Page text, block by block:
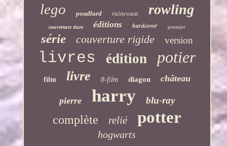
lego poudlard raincoast rowling
couverture dure éditions hardcover premier
série couverture rigide version
livres édition potier
film livre 8-film diagon château
pierre harry blu-ray
complète relié potter
hogwarts